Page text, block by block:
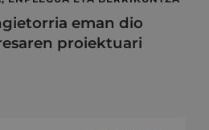
eman dio
proiektuari